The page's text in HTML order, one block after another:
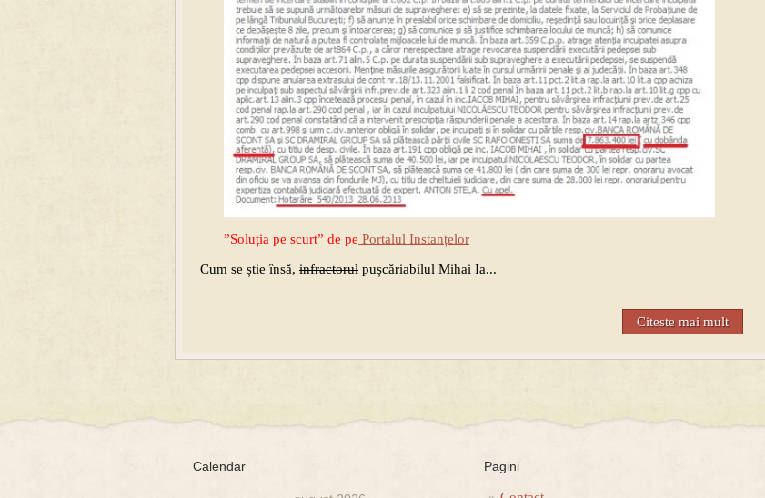
”Soluția pe scurt” de pe Portalul Instanțelor
Cum se știe însă, infractorul pușcăriabilul Mihai Ia...
Citeste mai mult
Calendar Pagini